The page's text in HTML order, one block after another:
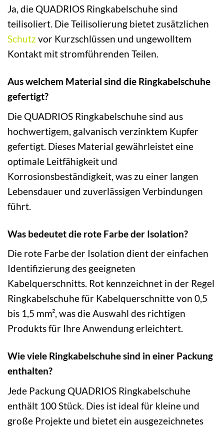
Ja, die QUADRIOS Ringkabelschuhe sind
teilisoliert. Die Teilisolierung bietet zusätzlichen
Schutzvor Kurzschlüssen und ungewolltem
Kontakt mit stromführenden Teilen.
Aus welchem Material sind die Ringkabelschuhe
gefertigt?
Die QUADRIOS Ringkabelschuhe sind aus
hochwertigem, galvanisch verzinktem Kupfer
gefertigt. Dieses Material gewährleistet eine
optimale Leitfähigkeit und
Korrosionsbeständigkeit, was zu einer langen
Lebensdauer und zuverlässigen Verbindungen
führt.
Was bedeutet die rote Farbe der Isolation?
Die rote Farbe der Isolation dient der einfachen
Identifizierung des geeigneten
Kabelquerschnitts. Rot kennzeichnet in der Regel
Ringkabelschuhe für Kabelquerschnitte von 0,5
bis 1,5 mm², was die Auswahl des richtigen
Produkts für Ihre Anwendung erleichtert.
Wie viele Ringkabelschuhe sind in einer Packung
enthalten?
Jede Packung QUADRIOS Ringkabelschuhe
enthält 100 Stück. Dies ist ideal für kleine und
große Projekte und bietet ein ausgezeichnetes